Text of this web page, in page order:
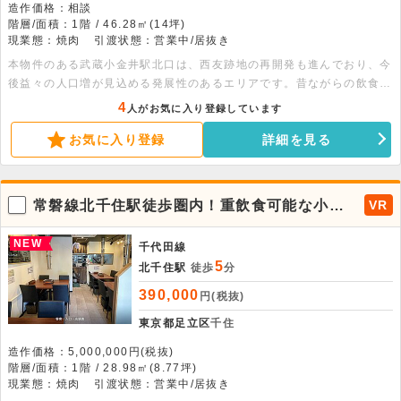
造作価格：相談
階層/面積：1階 / 46.28㎡(14坪)
現業態：焼肉
引渡状態：営業中/居抜き
本物件のある武蔵小金井駅北口は、西友跡地の再開発も進んでおり、今
後益々の人口増が見込める発展性のあるエリアです。昔ながらの飲食店
がある立地となります。各テーブルに卓上ガスロースターが設置されて
おり、類似業態でしたらすぐに開業可能な物件となります。なかなか出
ない焼肉屋の居抜き物件になりますので、是非お早めにお問い合わせく
ださい。
4 人がお気に入り登録しています
お気に入り登録 詳細を見る
常磐線北千住駅徒歩圏内！重飲食可能な小箱
の焼肉屋居抜き物件が出ました。
VR
NEW
千代田線
北千住駅 徒歩5分
390,000 円(税抜)
東京都足立区千住
造作価格：5,000,000円(税抜)
階層/面積：1階 / 28.98㎡(8.77坪)
現業態：焼肉
引渡状態：営業中/居抜き